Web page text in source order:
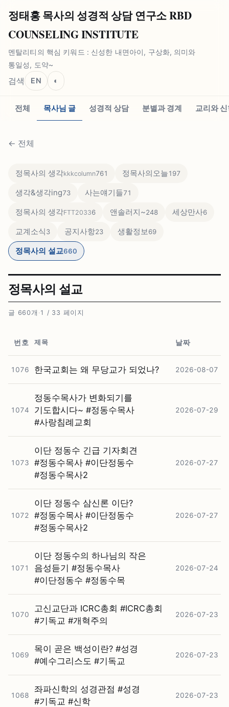
정태홍 목사의 성경적 상담 연구소 RBD
COUNSELING INSTITUTE
멘탈리티의 핵심 키워드 : 신성한 내면아이, 구상화, 의미와
통일성, 도약~
검색 EN ◐
전체 목사님 글 성경적 상담 분별과 경계 교리와
← 전체
정목사의 생각kkkcolumn761 정목사의오늘197
생각&생각ing73 사는얘기들71
정목사의 생각FTT20336 앤솔러지~248 세상만사6
교계소식3 공지사항23 생활정보69
정목사의 설교660
정목사의 설교
글 660개 · 1 / 33 페이지
번호 제목 날짜
1076 한국교회는 왜 무당교가 되었나? 2026-08-07
1074
정동수목사가 변화되기를
기도합시다~ #⁠정동수목사
#⁠사랑침례교회
2026-07-29
1073
이단 정동수 긴급 기자회견
#⁠정동수목사 #⁠이단정동수
#⁠정동수목사2
2026-07-27
1072
이단 정동수 삼신론 이단?
#⁠정동수목사 #⁠이단정동수
#⁠정동수목사2
2026-07-27
1071
이단 정동수의 하나님의 작은
음성듣기 #⁠정동수목사
#⁠이단정동수 #⁠정동수목
2026-07-24
1070
고신교단과 ICRC총회 #⁠ICRC총회
#⁠기독교 #⁠개혁주의
2026-07-23
1069
목이 곧은 백성이란? #⁠성경
#⁠예수그리스도 #⁠기독교
2026-07-23
1068
좌파신학의 성경관점 #⁠성경
#⁠기독교 #⁠신학
2026-07-23